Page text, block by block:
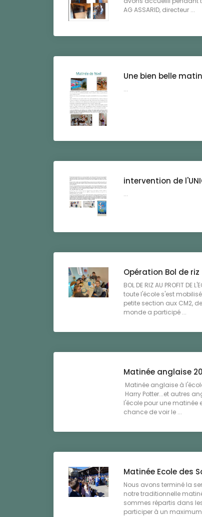
AG ASSARID, directeur ...
Une bien belle
...
intervention de
...
Opération Bol de riz
BOL DE RIZ AU PROFIT DE
toute l'école s'est
petite section aux CM2,
monde a participé ...
Matinée anglaise
Matinée anglaise à
Harry Potter...et autres
l'école pour une matinée
chance de voir le ...
Matinée Ecole des
Nous avons terminé la
notre traditionnelle
sommes répartis dans
participer à un maximum